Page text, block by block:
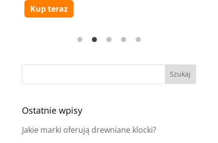
Ostatnie wpisy
Jakie marki oferują drewniane klocki?